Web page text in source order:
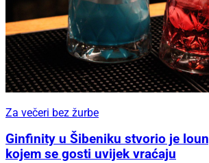
Za večeri bez žurbe
Ginfinity u Šibeniku stvorio je
kojem se gosti uvijek vraćaju